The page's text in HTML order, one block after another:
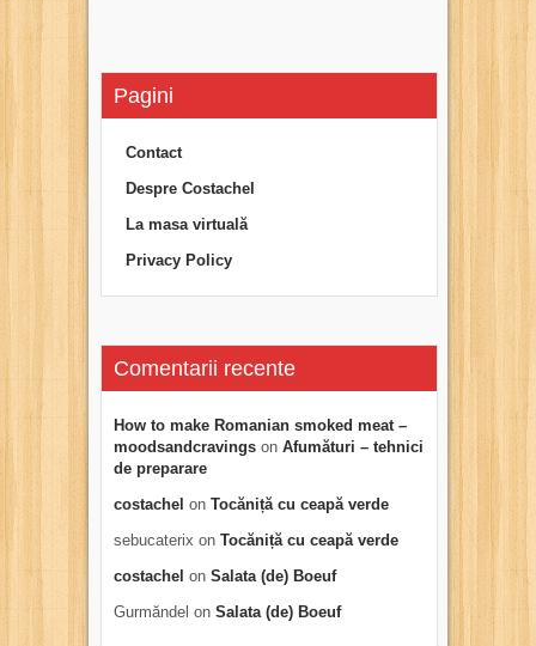
Pagini
Contact
Despre Costachel
La masa virtuală
Privacy Policy
Comentarii recente
How to make Romanian smoked meat –
moodsandcravings on Afumături – tehnici
de preparare
costachel on Tocăniță cu ceapă verde
sebucaterix on Tocăniță cu ceapă verde
costachel on Salata (de) Boeuf
Gurmăndel on Salata (de) Boeuf